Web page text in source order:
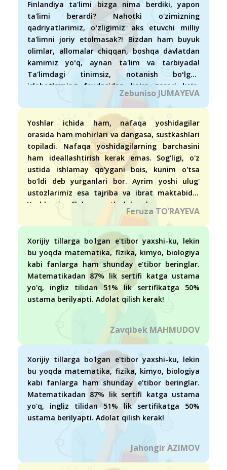
Finlandiya ta'limi bizga nima berdiki, yapon
ta'limi berardi? Nahotki o'zimizning
qadriyatlarimiz, oʻzligimiz aks etuvchi milliy
ta'limni joriy etolmasak?! Bizdan ham buyuk
olimlar, allomalar chiqqan, boshqa davlatdan
kamimiz yoʻq, aynan ta'lim va tarbiyada!
Ta'limdagi tinimsiz, notanish boʻlgan
islohotlarning foydasidan koʻra zarari koʻp.
O'qituvchilarga ham oson emas, undan bunga
moslashaverish.
Zebuniso JUMAYEVA
Yoshlar ichida ham, nafaqa yoshidagilar
orasida ham mohirlari va dangasa, sustkashlari
topiladi. Nafaqa yoshidagilarning barchasini
ham ideallashtirish kerak emas. Sog'ligi, o'z
ustida ishlamay qo'ygani bois, kunim o'tsa
bo'ldi deb yurganlari bor. Ayrim yoshi ulug'
ustozlarimiz esa tajriba va ibrat maktabidir.
Yoshlarni qo'llab-quvvatlash kerak.
Feruza TO‘RAYEVA
Xorijiy tillarga bo'lgan e'tibor yaxshi-ku, lekin
bu yoqda matematika, fizika, kimyo, biologiya
kabi fanlarga ham shunday e'tibor beringlar.
Matematikadan 87% lik sertifi katga ustama
yo'q, ingliz tilidan 51% lik sertifikatga 50%
ustama berilyapti. Adolat qilish kerak!
Zavqibek MAHMUDOV
Xorijiy tillarga bo'lgan e'tibor yaxshi-ku, lekin
bu yoqda matematika, fizika, kimyo, biologiya
kabi fanlarga ham shunday e'tibor beringlar.
Matematikadan 87% lik sertifi katga ustama
yo'q, ingliz tilidan 51% lik sertifikatga 50%
ustama berilyapti. Adolat qilish kerak!
Jahongir AZIMOV